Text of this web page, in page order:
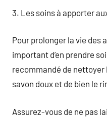
3. Les soins à apporter
Pour prolonger la vie des
important d’en prendre
recommandé de nettoyer
savon doux et de bien le
Assurez-vous de ne pas